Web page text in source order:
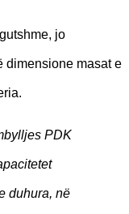
jo
dimensione masat e
PDK
duhura, në